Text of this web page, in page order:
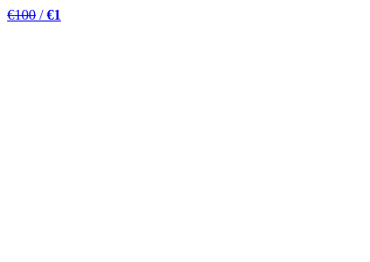
€100 /€1